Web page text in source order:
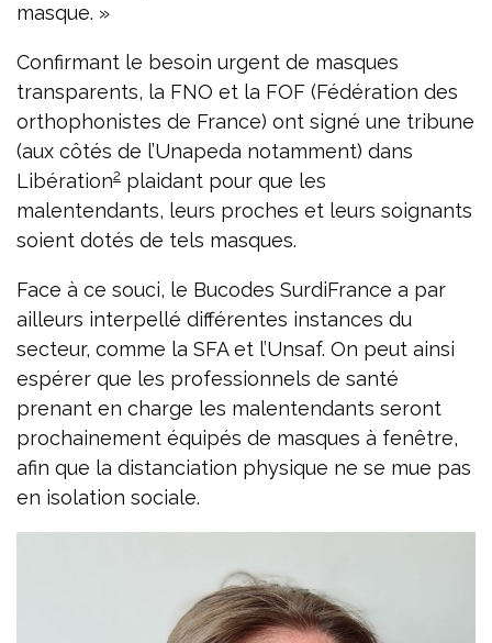
masque. »
Confirmant le besoin urgent de masques
transparents, la FNO et la FOF (Fédération des
orthophonistes de France) ont signé une tribune
(aux côtés de l’Unapeda notamment) dans
Libération2 plaidant pour que les
malentendants, leurs proches et leurs soignants
soient dotés de tels masques.
Face à ce souci, le Bucodes SurdiFrance a par
ailleurs interpellé différentes instances du
secteur, comme la SFA et l’Unsaf. On peut ainsi
espérer que les professionnels de santé
prenant en charge les malentendants seront
prochainement équipés de masques à fenêtre,
afin que la distanciation physique ne se mue pas
en isolation sociale.